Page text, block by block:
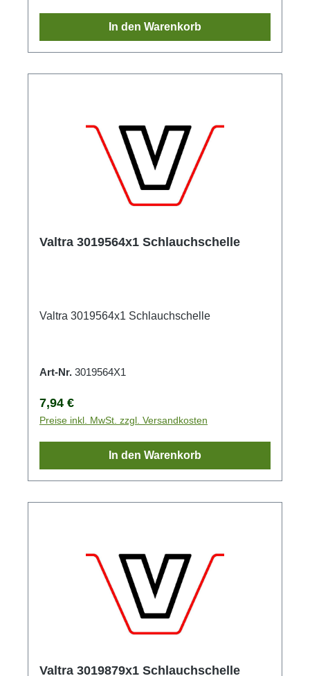
In den Warenkorb
Valtra 3019564x1 Schlauchschelle
Valtra 3019564x1 Schlauchschelle
Art-Nr. 3019564X1
Regulärer Preis:
7,94 €
Preise inkl. MwSt. zzgl. Versandkosten
In den Warenkorb
Valtra 3019879x1 Schlauchschelle